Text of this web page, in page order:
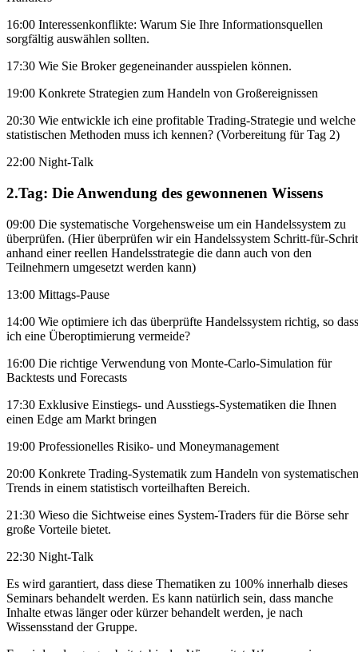
16:00 Interessenkonflikte: Warum Sie Ihre Informationsquellen
sorgfältig auswählen sollten.
17:30 Wie Sie Broker gegeneinander ausspielen können.
19:00 Konkrete Strategien zum Handeln von Großereignissen
20:30 Wie entwickle ich eine profitable Trading-Strategie und welche
statistischen Methoden muss ich kennen? (Vorbereitung für Tag 2)
22:00 Night-Talk
2.Tag: Die Anwendung des gewonnenen Wissens
09:00 Die systematische Vorgehensweise um ein Handelssystem zu
überprüfen. (Hier überprüfen wir ein Handelssystem Schritt-für-
anhand einer reellen Handelsstrategie die dann auch von den
Teilnehmern umgesetzt werden kann)
13:00 Mittags-Pause
14:00 Wie optimiere ich das überprüfte Handelssystem richtig, so dass
ich eine Überoptimierung vermeide?
16:00 Die richtige Verwendung von Monte-Carlo-Simulation für
Backtests und Forecasts
17:30 Exklusive Einstiegs- und Ausstiegs-Systematiken die Ihnen
einen Edge am Markt bringen
19:00 Professionelles Risiko- und Moneymanagement
20:00 Konkrete Trading-Systematik zum Handeln von systematischen
Trends in einem statistisch vorteilhaften Bereich.
21:30 Wieso die Sichtweise eines System-Traders für die Börse sehr
große Vorteile bietet.
22:30 Night-Talk
Es wird garantiert, dass diese Thematiken zu 100% innerhalb dieses
Seminars behandelt werden. Es kann natürlich sein, dass manche
Inhalte etwas länger oder kürzer behandelt werden, je nach
Wissensstand der Gruppe.